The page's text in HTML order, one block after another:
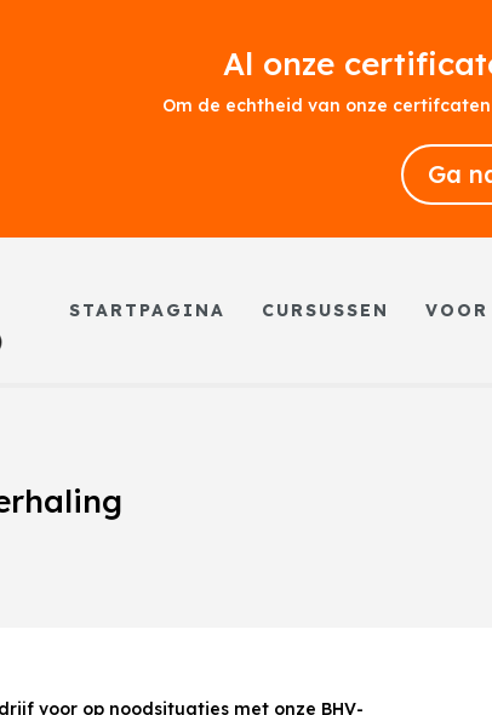
Al onze
Om de echtheid van onze
Ga
STARTPAGINA CURSUSSEN
voor op noodsituaties met onze BHV-